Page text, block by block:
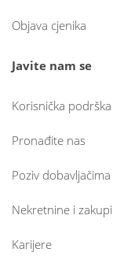
Objava cjenika
Javite nam se
Korisnička podrška
Pronađite nas
Poziv dobavljačima
Nekretnine i zakupi
Karijere